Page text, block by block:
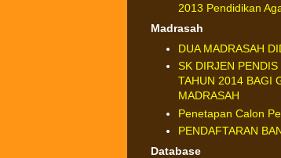
2013 Pendidikan
Madrasah
DUA MADRASAH
SK DIRJEN
TAHUN 2014 BAGI
MADRASAH
Penetapan Calon
PENDAFTARAN
Database